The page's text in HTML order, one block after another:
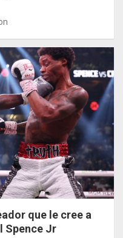
que le cree a
Spence Jr